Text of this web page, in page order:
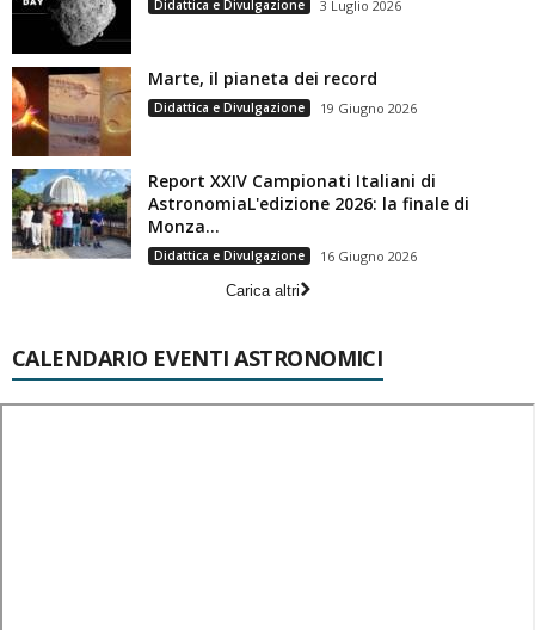
Didattica e Divulgazione 3 Luglio 2026
Marte, il pianeta dei record
Didattica e Divulgazione 19 Giugno 2026
Report XXIV Campionati Italiani di
AstronomiaL'edizione 2026: la finale di
Monza...
Didattica e Divulgazione
16 Giugno 2026
Carica altri
CALENDARIO EVENTI ASTRONOMICI